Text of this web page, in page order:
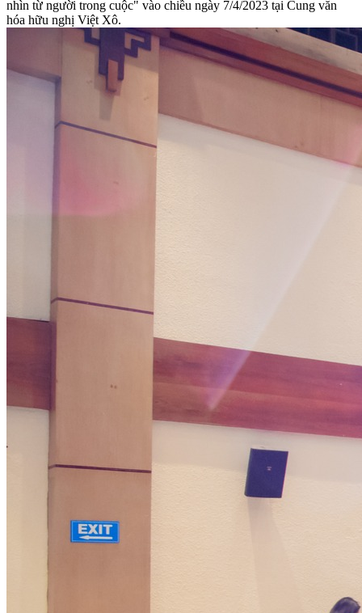
nhìn từ người trong cuộc" vào chiều ngày 7/4/2023 tại Cung văn
hóa hữu nghị Việt Xô.